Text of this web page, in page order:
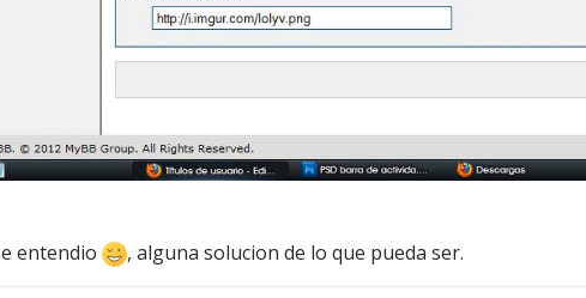
entendio , alguna solucion de lo que pueda ser.